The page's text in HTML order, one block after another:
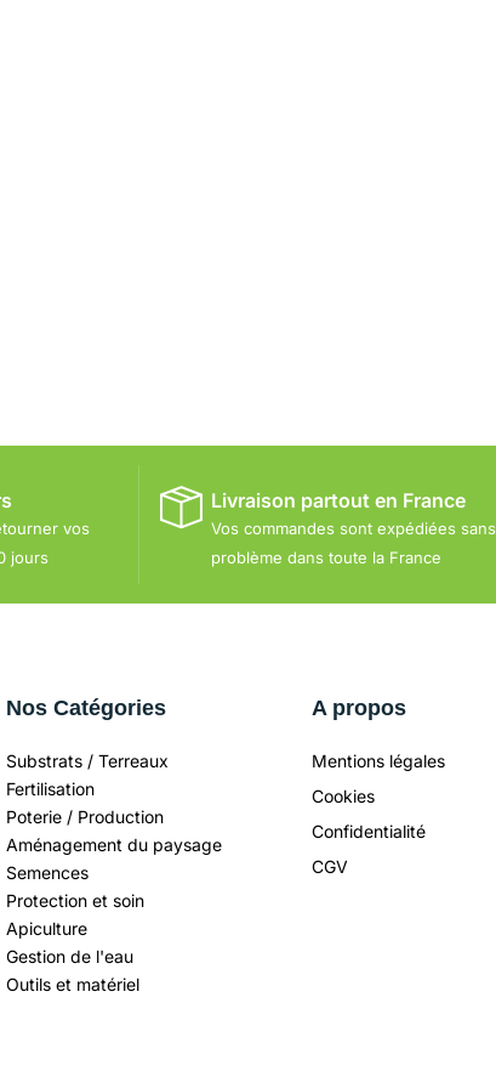
vos
jours
Livraison partout en France
Vos commandes sont expédiées sans
problème dans toute la France
Nos Catégories
Substrats / Terreaux
Fertilisation
Poterie / Production
Aménagement du paysage
Semences
Protection et soin
Apiculture
Gestion de l'eau
Outils et matériel
A propos
Mentions légales
Cookies
Confidentialité
CGV